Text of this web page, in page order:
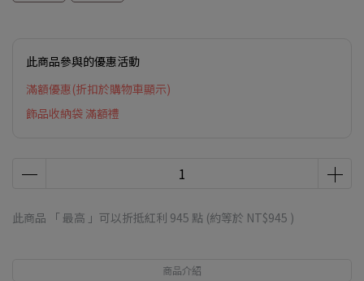
此商品參與的優惠活動
滿額優惠(折扣於購物車顯示)
飾品收納袋 滿額禮
此商品 「 最高 」可以折抵紅利 945 點 (約等於 NT$945 )
商品介紹